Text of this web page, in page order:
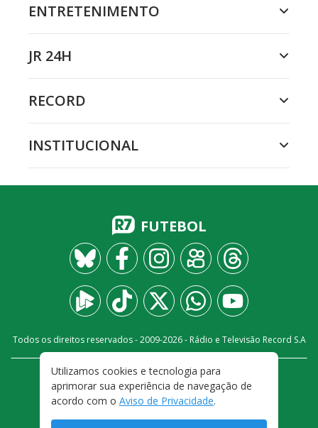
ENTRETENIMENTO
JR 24H
RECORD
INSTITUCIONAL
FUTEBOL
Todos os direitos reservados - 2009-2026- Rádio e Televisão Record S.A
FALE CONOSCO
PRIVACIDADE
TERMOS E CONDIÇÕES DE USO
Utilizamos cookies e tecnologia para
aprimorar sua experiência de navegação de
acordo com o Aviso de Privacidade.